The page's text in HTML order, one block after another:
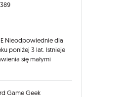
Nieodpowiednie dla
poniżej 3 lat. Istnieje
się małymi
Game Geek